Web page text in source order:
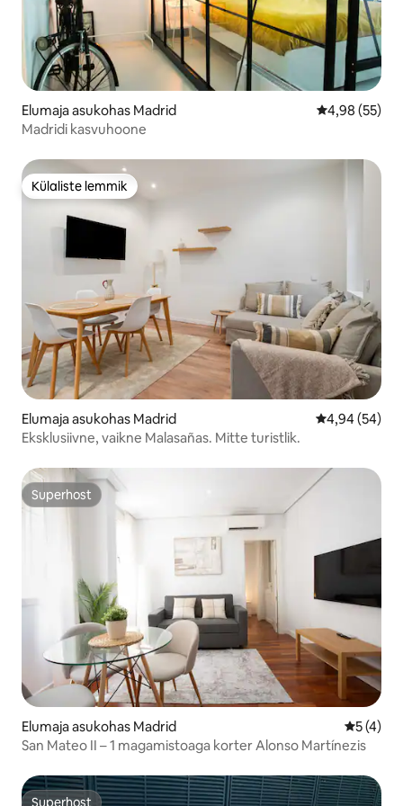
Elumaja asukohas Madrid Keskmine
4,98 (55)
Madridi kasvuhoone
Külaliste lemmik
Külaliste lemmik
Elumaja asukohas Madrid Keskmine
4,94 (54)
Eksklusiivne, vaikne Malasañas. Mitte turistlik.
Superhost
Superhost
Elumaja asukohas Madrid
5 (4)
San Mateo II – 1 magamistoaga korter Alonso Martínezis
Superhost